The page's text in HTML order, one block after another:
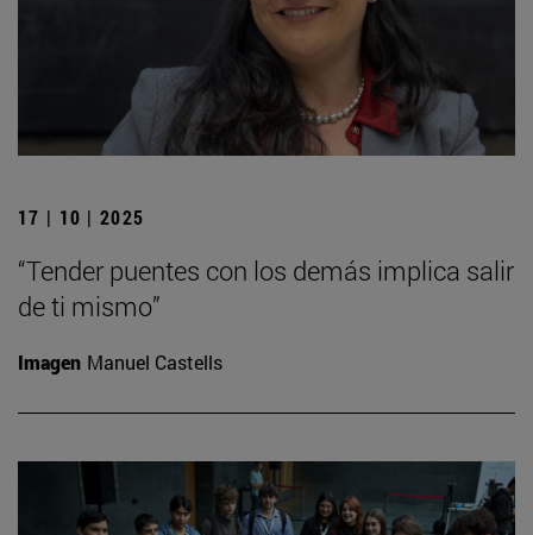
17 | 10 | 2025
“Tender puentes con los demás implica salir
de ti mismo”
Imagen Manuel Castells